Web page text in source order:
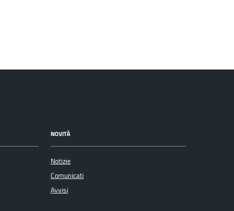
NOVITÀ
Notizie
Comunicati
Avvisi